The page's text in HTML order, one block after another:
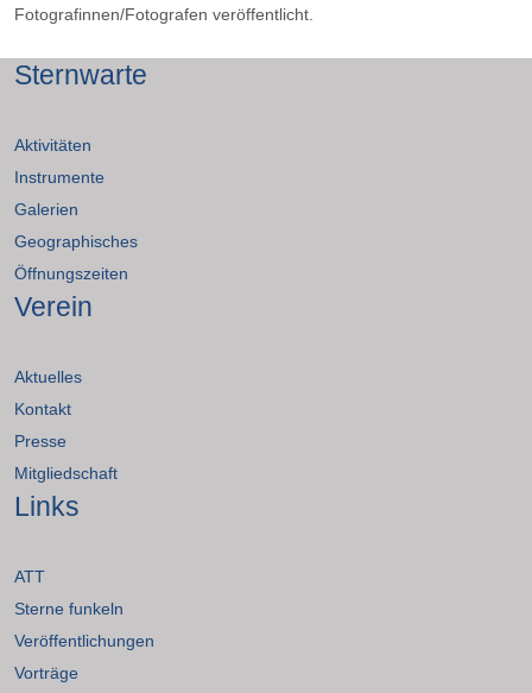
Fotografinnen/Fotografen veröffentlicht.
Sternwarte
Aktivitäten
Instrumente
Galerien
Geographisches
Öffnungszeiten
Verein
Aktuelles
Kontakt
Presse
Mitgliedschaft
Links
ATT
Sterne funkeln
Veröffentlichungen
Vorträge